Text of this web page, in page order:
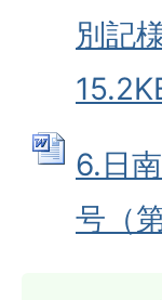
別記
6.日
号（